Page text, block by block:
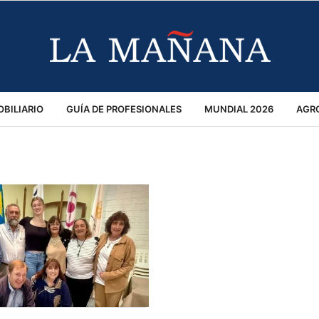
GUÍA DE PROFESIONALES MUNDIAL 2026